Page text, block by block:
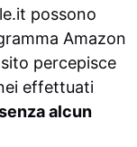
possono
Amazon
percepisce
effettuati
alcun